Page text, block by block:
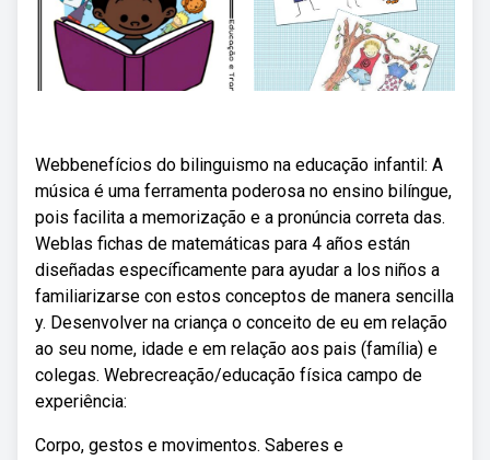
Webbenefícios do bilinguismo na educação infantil: A
música é uma ferramenta poderosa no ensino bilíngue,
pois facilita a memorização e a pronúncia correta das.
Weblas fichas de matemáticas para 4 años están
diseñadas específicamente para ayudar a los niños a
familiarizarse con estos conceptos de manera sencilla
y. Desenvolver na criança o conceito de eu em relação
ao seu nome, idade e em relação aos pais (família) e
colegas. Webrecreação/educação física campo de
experiência:
Corpo, gestos e movimentos. Saberes e